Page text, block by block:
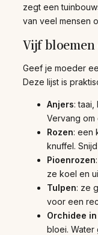
zegt een
van veel mensen
Vijf
Geef je moeder
Deze lijst is
Anjers:
Vervang om
Rozen: een
knuffel.
Pioenrozen
ze koel en
Tulpen: ze
voor een
Orchidee
bloei. Water